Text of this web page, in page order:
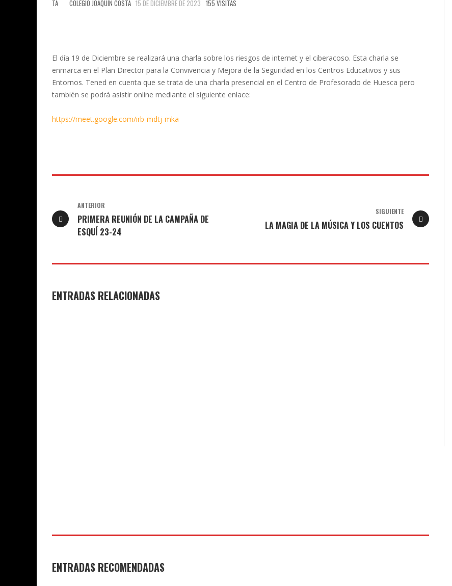
COLEGIO JOAQUÍN COSTA 15 DE DICIEMBRE DE 2023 155 VISITAS
El día 19 de Diciembre se realizará una charla sobre los riesgos de internet y el ciberacoso. Esta charla se
enmarca en el Plan Director para la Convivencia y Mejora de la Seguridad en los Centros Educativos y sus
Entornos. Tened en cuenta que se trata de una charla presencial en el Centro de Profesorado de Huesca pero
también se podrá asistir online mediante el siguiente enlace:
https://meet.google.com/irb-mdtj-mka
ANTERIOR
PRIMERA REUNIÓN DE LA CAMPAÑA DE
ESQUÍ 23-24
SIGUIENTE
LA MAGIA DE LA MÚSICA Y LOS CUENTOS
ENTRADAS RELACIONADAS
ENTRADAS RECOMENDADAS